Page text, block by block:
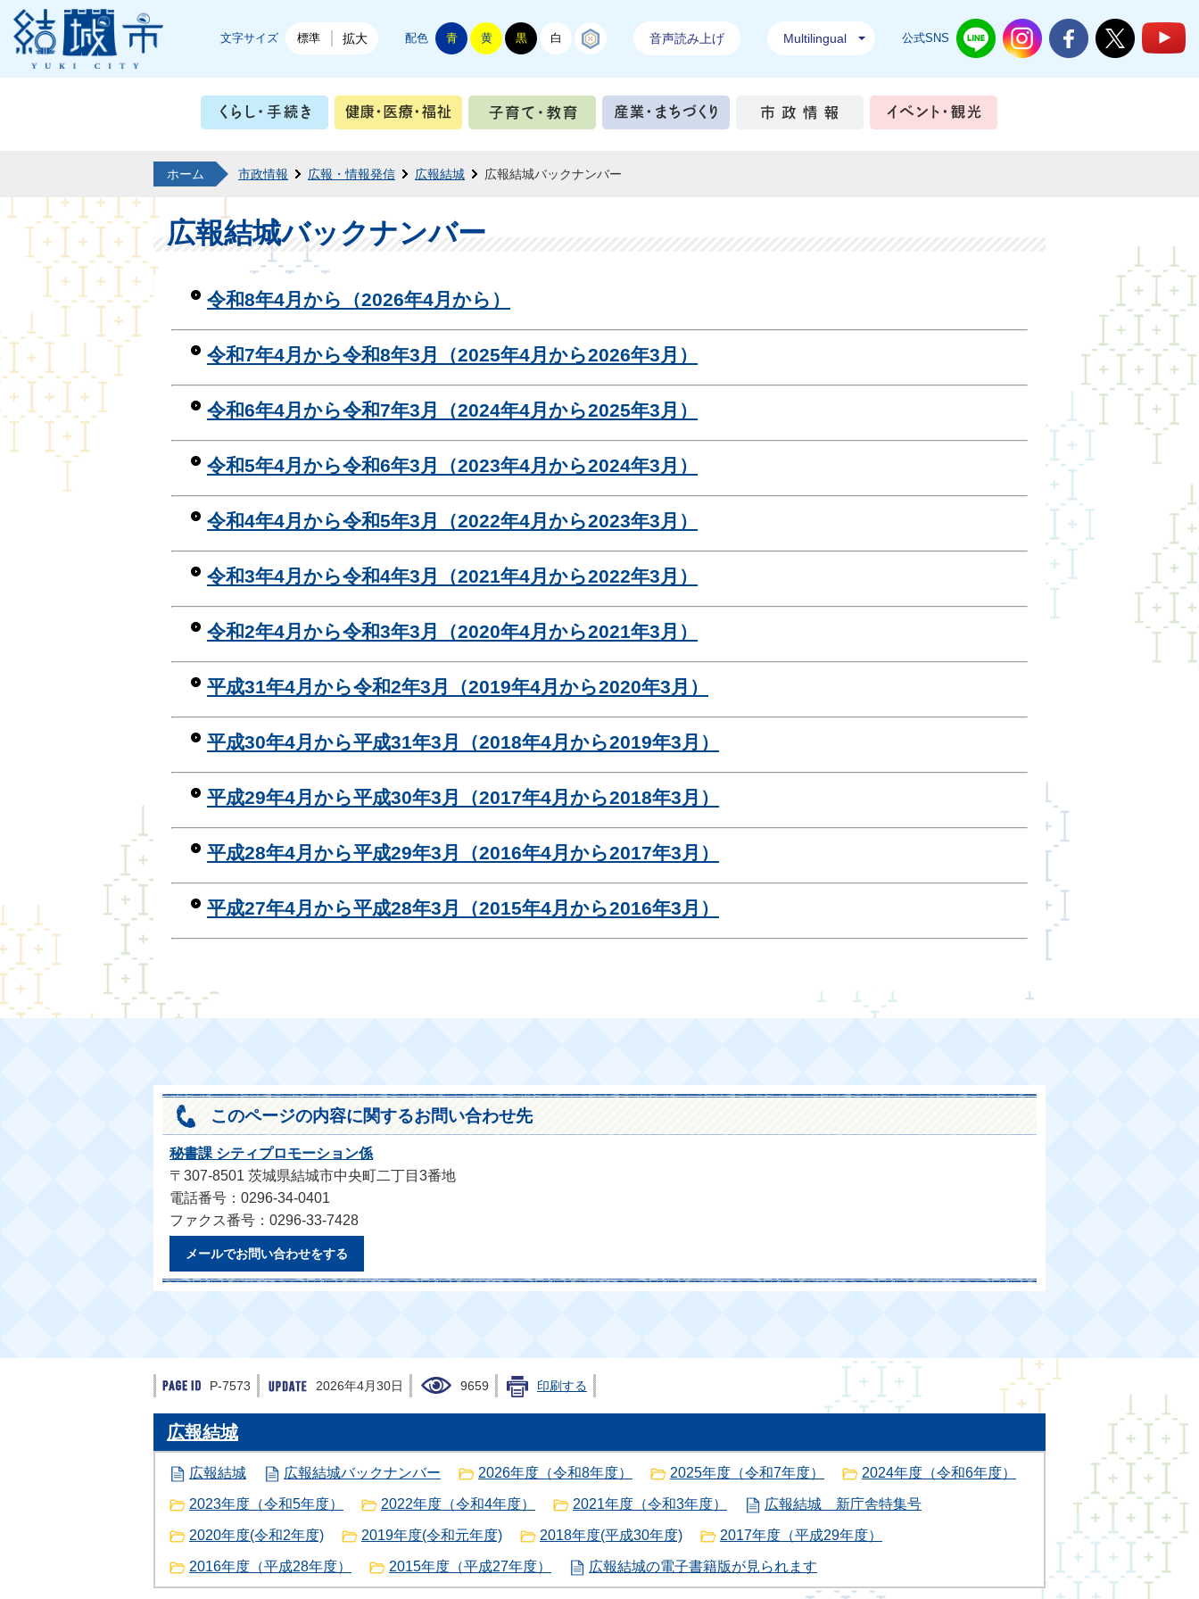
結城市公式ホームページ
文字サイズ 標準 拡大 配色 青 黄 黒 白 音声読み上げ Multilingual 公式SNS 結城市公式LINE結城市公式Instagram
結城市公式Facebook
結城市公式
くらし・手続き 健康・医療・福祉 子育て・教育 産業・まちづくり 市政情報
ホーム 市政情報 広報・情報発信 広報結城 広報結城バックナンバー
広報結城バックナンバー
令和8年4月から（2026年4月から）
令和7年4月から令和8年3月（2025年4月から2026年3月）
令和6年4月から令和7年3月（2024年4月から2025年3月）
令和5年4月から令和6年3月（2023年4月から2024年3月）
令和4年4月から令和5年3月（2022年4月から2023年3月）
令和3年4月から令和4年3月（2021年4月から2022年3月）
令和2年4月から令和3年3月（2020年4月から2021年3月）
平成31年4月から令和2年3月（2019年4月から2020年3月）
平成30年4月から平成31年3月（2018年4月から2019年3月）
平成29年4月から平成30年3月（2017年4月から2018年3月）
平成28年4月から平成29年3月（2016年4月から2017年3月）
平成27年4月から平成28年3月（2015年4月から2016年3月）
このページの内容に関するお問い合わせ先
秘書課 シティプロモーション係
〒307-8501 茨城県結城市中央町二丁目3番地
電話番号：0296-34-0401
ファクス番号：0296-33-7428
メールでお問い合わせをする
P-7573 2026年4月30日 9659 印刷する
広報結城
広報結城 広報結城バックナンバー 2026年度（令和8年度） 2025年度（令和7年度） 2024年度（令和6年度）
2023年度（令和5年度） 2022年度（令和4年度） 2021年度（令和3年度） 広報結城 新庁舎特集号
2020年度(令和2年度) 2019年度(令和元年度) 2018年度(平成30年度) 2017年度（平成29年度）
2016年度（平成28年度） 2015年度（平成27年度） 広報結城の電子書籍版が見られます